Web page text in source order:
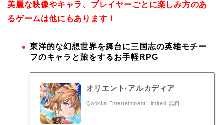
美麗な映像やキャラ、プレイヤーごとに楽しみ方のあ
るゲームは他にもあります！
東洋的な幻想世界を舞台に三国志の英雄モチー
フのキャラと旅をするお手軽RPG
オリエント·アルカディア
Qookka Entertainment Limited 無料